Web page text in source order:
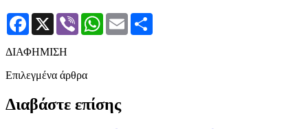
Facebook
X Viber WhatsApp
Email
ΔΙΑΦΗΜΙΣΗ
Επιλεγμένα άρθρα
Διαβάστε επίσης